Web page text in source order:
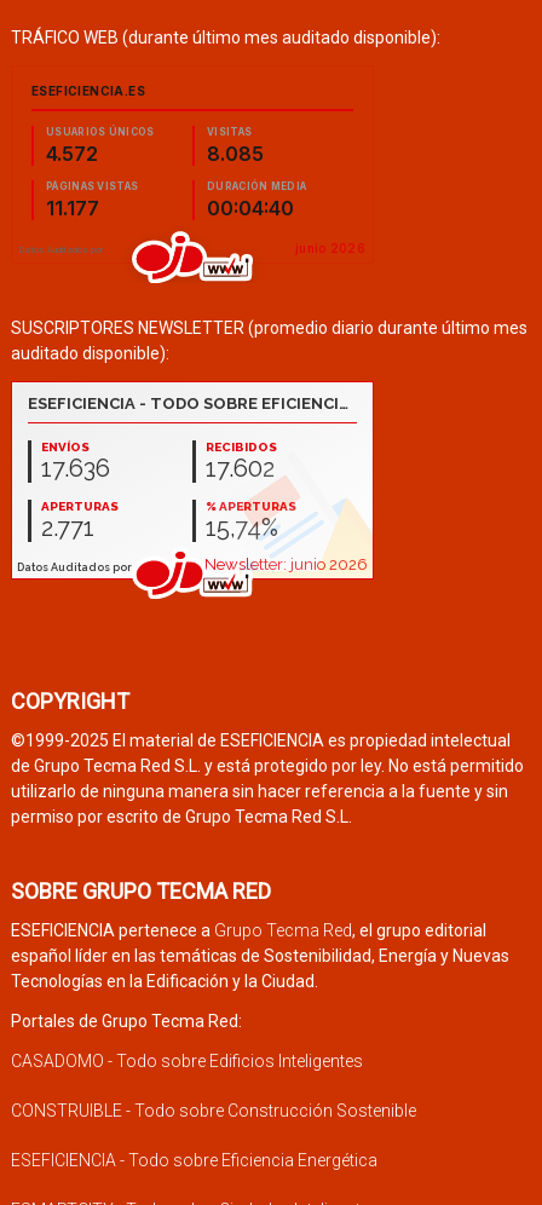
TRÁFICO WEB (durante último mes auditado disponible):
SUSCRIPTORES NEWSLETTER (promedio diario durante último mes
auditado disponible):
COPYRIGHT
©1999-2025 El material de ESEFICIENCIA es propiedad intelectual
de Grupo Tecma Red S.L. y está protegido por ley. No está permitido
utilizarlo de ninguna manera sin hacer referencia a la fuente y sin
permiso por escrito de Grupo Tecma Red S.L.
SOBRE GRUPO TECMA RED
ESEFICIENCIA pertenece a Grupo Tecma Red, el grupo editorial
español líder en las temáticas de Sostenibilidad, Energía y Nuevas
Tecnologías en la Edificación y la Ciudad.
Portales de Grupo Tecma Red:
CASADOMO - Todo sobre Edificios Inteligentes
CONSTRUIBLE - Todo sobre Construcción Sostenible
ESEFICIENCIA - Todo sobre Eficiencia Energética